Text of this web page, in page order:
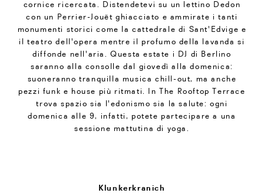
cornice ricercata. Distendetevi su un lettino Dedon
con un Perrier-Jouët ghiacciato e ammirate i tanti
monumenti storici come la cattedrale di Sant'Edvige e
il teatro dell'opera mentre il profumo della lavanda si
diffonde nell'aria. Questa estate i DJ di Berlino
saranno alla consolle dal giovedì alla domenica:
suoneranno tranquilla musica chill-out, ma anche
pezzi funk e house più ritmati. In The Rooftop Terrace
trova spazio sia l'edonismo sia la salute: ogni
domenica alle 9, infatti, potete partecipare a una
sessione mattutina di yoga.
Klunkerkranich